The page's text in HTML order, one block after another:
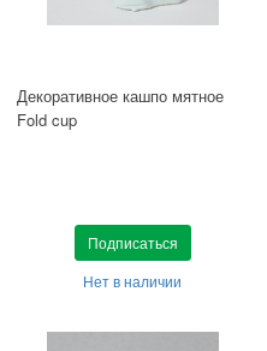
Декоративное кашпо мятное
Fold cup
Подписаться
Нет в наличии